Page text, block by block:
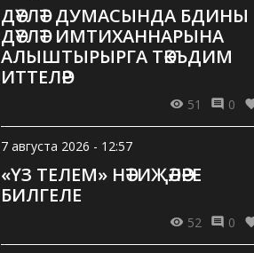
ДӘҮЛӘТ ДУМАСЫНДА БДИНЫ
ДӘҮЛӘТ ИМТИХАННАРЫНА
АЛЫШТЫРЫРГА ТӘКЪДИМ
ИТТЕЛӘР
51 0
7 августа 2026 - 12:57
«ҮЗ ТЕЛЕМ» НӘТИҖӘЛӘРЕ
БИЛГЕЛЕ
52 0